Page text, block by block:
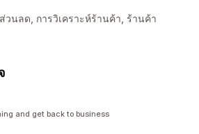
นลด, การวิเคราะห์ร้านค้า, ร้านค้า
and get back to business